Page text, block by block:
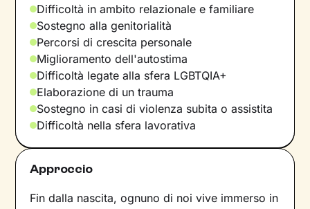
Difficoltà in ambito relazionale e familiare
Sostegno alla genitorialità
Percorsi di crescita personale
Miglioramento dell'autostima
Difficoltà legate alla sfera LGBTQIA+
Elaborazione di un trauma
Sostegno in casi di violenza subita o assistita
Difficoltà nella sfera lavorativa
Approccio
Fin dalla nascita, ognuno di noi vive immerso in